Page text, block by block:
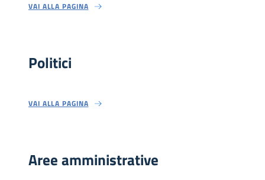
VAI ALLA PAGINA
Politici
VAI ALLA PAGINA
Aree amministrative